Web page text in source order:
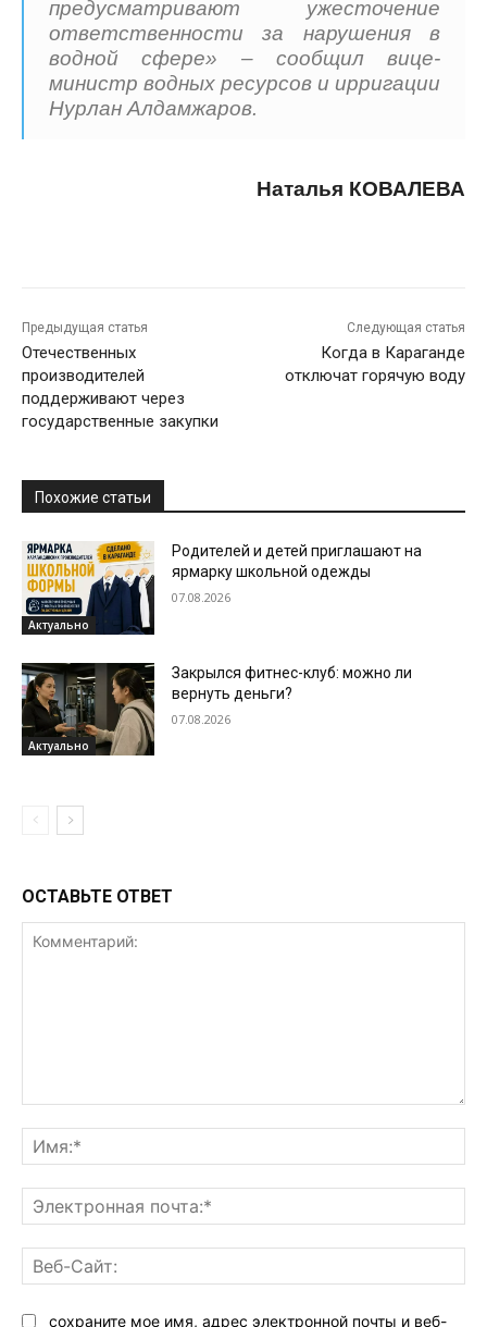
предусматривают ужесточение
ответственности за нарушения в
водной сфере» – сообщил вице-
министр водных ресурсов и ирригации
Нурлан Алдамжаров.
Наталья КОВАЛЕВА
Предыдущая статья
Отечественных
производителей
поддерживают через
государственные закупки
Следующая статья
Когда в Караганде
отключат горячую воду
Похожие статьи
Актуально
Родителей и детей приглашают на
ярмарку школьной одежды
07.08.2026
Актуально
Закрылся фитнес-клуб: можно ли
вернуть деньги?
07.08.2026
ОСТАВЬТЕ ОТВЕТ
сохраните мое имя, адрес электронной почты и веб-